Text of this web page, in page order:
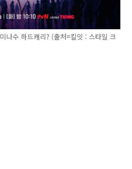
수 하드캐리? (출처=킬잇 : 스타일 크